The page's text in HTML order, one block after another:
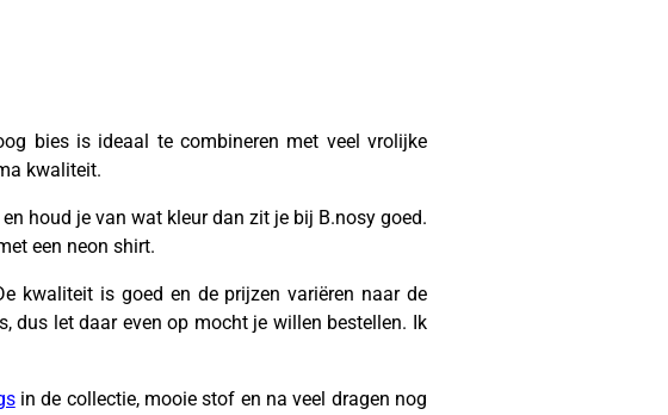
bies is ideaal te combineren met veel vrolijke
kwaliteit.
houd je van wat kleur dan zit je bij B.nosy goed.
een neon shirt.
kwaliteit is goed en de prijzen variëren naar de
dus let daar even op mocht je willen bestellen. Ik
in de collectie, mooie stof en na veel dragen nog